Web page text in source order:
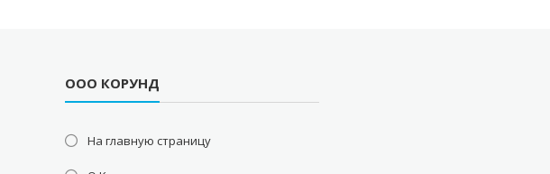
ООО КОРУНД
На главную страницу